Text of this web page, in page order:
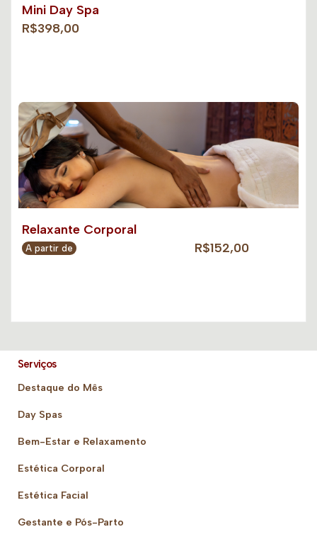
Mini Day Spa
R$398,00
Relaxante Corporal
A partir de R$152,00
Serviços
Destaque do Mês
Day Spas
Bem-Estar e Relaxamento
Estética Corporal
Estética Facial
Gestante e Pós-Parto